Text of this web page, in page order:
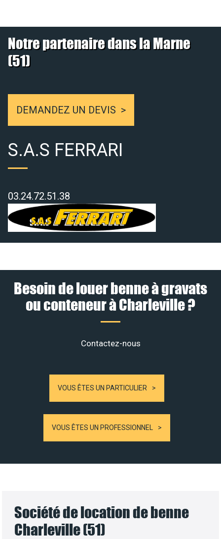
Notre partenaire dans la Marne
(51)
DEMANDEZ UN DEVIS
S.A.S FERRARI
03.24.72.51.38
Besoin de louer benne à gravats
ou conteneur à Charleville ?
Contactez-nous
VOUS ÊTES UN PARTICULIER
VOUS ÊTES UN PROFESSIONNEL
Société de location de benne
Charleville (51)